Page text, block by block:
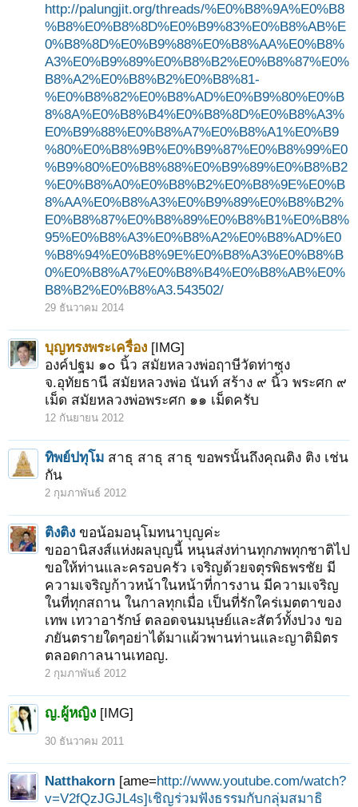
http://palungjit.org/threads/%E0%B8%9A%E0%B8
%B8%E0%B8%8D%E0%B9%83%E0%B8%AB%E
0%B8%8D%E0%B9%88%E0%B8%AA%E0%B8%
A3%E0%B9%89%E0%B8%B2%E0%B8%87%E0%
B8%A2%E0%B8%B2%E0%B8%81-
%E0%B8%82%E0%B8%AD%E0%B9%80%E0%B
8%8A%E0%B8%B4%E0%B8%8D%E0%B8%A3%
E0%B9%88%E0%B8%A7%E0%B8%A1%E0%B9
%80%E0%B8%9B%E0%B9%87%E0%B8%99%E0
%B9%80%E0%B8%88%E0%B9%89%E0%B8%B2
%E0%B8%A0%E0%B8%B2%E0%B8%9E%E0%B
8%AA%E0%B8%A3%E0%B9%89%E0%B8%B2%
E0%B8%87%E0%B8%89%E0%B8%B1%E0%B8%
95%E0%B8%A3%E0%B8%A2%E0%B8%AD%E0
%B8%94%E0%B8%9E%E0%B8%A3%E0%B8%B
0%E0%B8%A7%E0%B8%B4%E0%B8%AB%E0%
B8%B2%E0%B8%A3.543502/
29 ธันวาคม 2014
บุญทรงพระเครื่อง [IMG]
องค์ปฐม ๑๐ นิ้ว สมัยหลวงพ่อฤาษีวัดท่าซุง
จ.อุทัยธานี สมัยหลวงพ่อ นันท์ สร้าง ๙ นิ้ว พระศก ๙
เม็ด สมัยหลวงพ่อพระศก ๑๑ เม็ดครับ
12 กันยายน 2012
ทิพย์ปทุโม สาธุ สาธุ สาธุ ขอพรนั้นถึงคุณติง ติง เช่น
กัน
2 กุมภาพันธ์ 2012
ติงติง ขอน้อมอนุโมทนาบุญค่ะ
ขออานิสงส์แห่งผลบุญนี้ หนุนส่งท่านทุกภพทุกชาติไป
ขอให้ท่านและครอบครัว เจริญด้วยจตุรพิธพรชัย มี
ความเจริญก้าวหน้าในหน้าที่การงาน มีความเจริญ
ในที่ทุกสถาน ในกาลทุกเมื่อ เป็นที่รักใคร่เมตตาของ
เทพ เทวาอารักษ์ ตลอดจนมนุษย์และสัตว์ทั้งปวง ขอ
ภยันตรายใดๆอย่าได้มาแผ้วพานท่านและญาติมิตร
ตลอดกาลนานเทอญ.
2 กุมภาพันธ์ 2012
ญ.ผู้หญิง [IMG]
30 ธันวาคม 2011
Natthakorn [ame=http://www.youtube.com/watch?
v=V2fQzJGJL4s]‪เชิญร่วมฟังธรรมกับกลุ่มสมาธิ